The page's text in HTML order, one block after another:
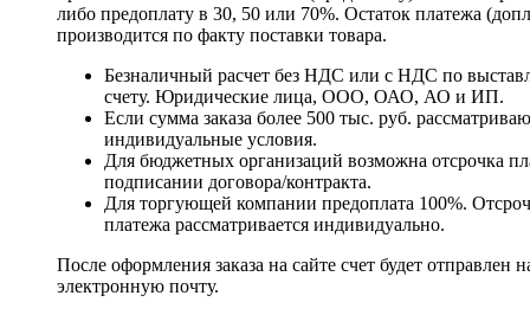
либо предоплату в 30, 50 или 70%. Остаток платежа
производится по факту поставки товара.
Безналичный расчет без НДС или с НДС по
счету. Юридические лица, ООО, ОАО, АО и ИП.
Если сумма заказа более 500 тыс. руб.
индивидуальные условия.
Для бюджетных организаций возможна отсрочка
подписании договора/контракта.
Для торгующей компании предоплата 100%.
платежа рассматривается индивидуально.
После оформления заказа на сайте счет будет отправлен
электронную почту.